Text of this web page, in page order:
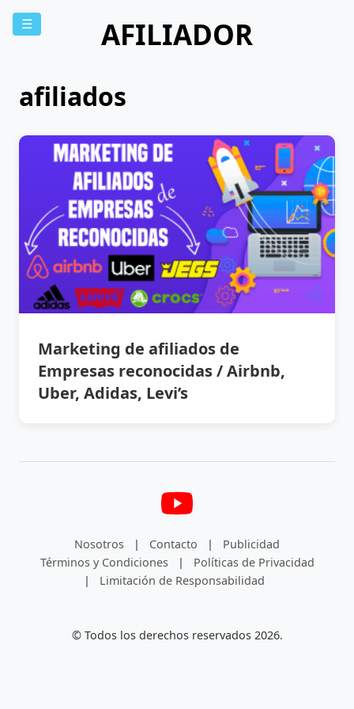
☰ AFILIADOR
afiliados
Marketing de afiliados de
Empresas reconocidas / Airbnb,
Uber, Adidas, Levi’s
Nosotros | Contacto |
Publicidad
Términos y Condiciones
|
Políticas de Privacidad
|
Limitación de Responsabilidad
© Todos los derechos reservados 2026.